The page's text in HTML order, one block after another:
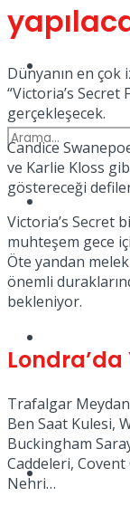
Dünya
Türkiye
Sinema
No Result
View All Result
Dünyanın en
“Victoria’s Secret
gerçekleşecek.
Candice
ve Karlie Kloss
göstereceği
Victoria’s Secret
muhteşem gece
Öte yandan
önemli
bekleniyor.
Londra’da
Trafalgar
Ben Saat Kulesi,
Buckingham
Caddeleri,
Nehri…